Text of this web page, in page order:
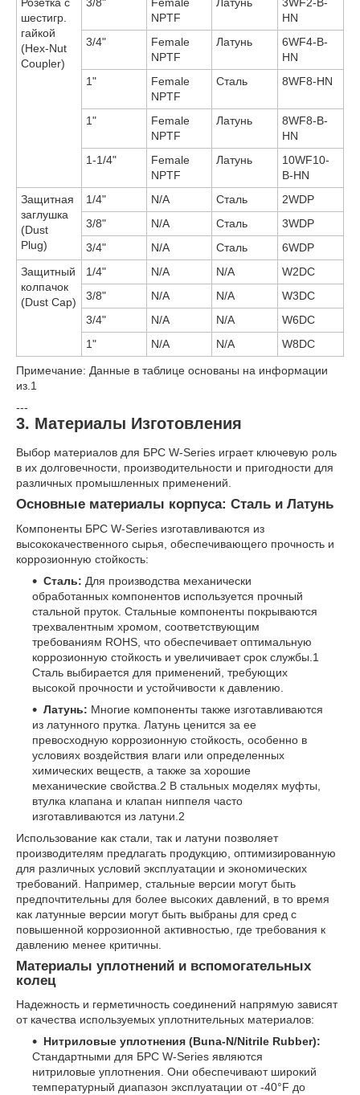
шестигр.
гайкой
(Hex-Nut
Coupler)
NPTF
HN
3/4"
Female
NPTF
Латунь
6WF4-B-
HN
1"
Female
NPTF
Сталь 8WF8-HN
1"
Female
NPTF
Латунь
8WF8-B-
HN
1-1/4"
Female
NPTF
Латунь
10WF10-
B-HN
Защитная
заглушка
(Dust
Plug)
1/4" N/A Сталь
2WDP
3/8"
N/A Сталь
3WDP
3/4"
N/A Сталь
6WDP
Защитный
колпачок
(Dust Cap)
1/4" N/A N/A
W2DC
3/8"
N/A N/A
W3DC
3/4"
N/A N/A
W6DC
1"
N/A N/A W8DC
Примечание: Данные в таблице основаны на информации
из. 1
---
3. Материалы Изготовления
Выбор материалов для БРС W-Series играет ключевую роль
в их долговечности, производительности и пригодности для
различных промышленных применений.
Основные материалы корпуса: Сталь и Латунь
Компоненты БРС W-Series изготавливаются из
высококачественного сырья, обеспечивающего прочность и
коррозионную стойкость:
Сталь: Для производства механически
обработанных компонентов используется прочный
стальной пруток. Стальные компоненты покрываются
трехвалентным хромом, соответствующим
требованиям ROHS, что обеспечивает оптимальную
коррозионную стойкость и увеличивает срок службы. 1
Сталь выбирается для применений, требующих
высокой прочности и устойчивости к давлению.
Латунь: Многие компоненты также изготавливаются
из латунного прутка. Латунь ценится за ее
превосходную коррозионную стойкость, особенно в
условиях воздействия влаги или определенных
химических веществ, а также за хорошие
механические свойства. 2 В стальных моделях муфты,
втулка клапана и клапан ниппеля часто
изготавливаются из латуни. 2
Использование как стали, так и латуни позволяет
производителям предлагать продукцию, оптимизированную
для различных условий эксплуатации и экономических
требований. Например, стальные версии могут быть
предпочтительны для более высоких давлений, в то время
как латунные версии могут быть выбраны для сред с
повышенной коррозионной активностью, где требования к
давлению менее критичны.
Материалы уплотнений и вспомогательных
колец
Надежность и герметичность соединений напрямую зависят
от качества используемых уплотнительных материалов:
Нитриловые уплотнения (Buna-N/Nitrile Rubber):
Стандартными для БРС W-Series являются
нитриловые уплотнения. Они обеспечивают широкий
температурный диапазон эксплуатации от -40°F до